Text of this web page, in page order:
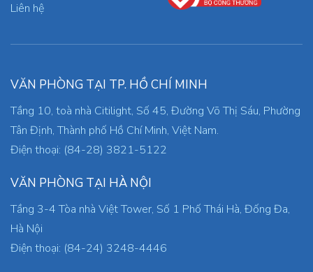
Liên hệ
VĂN PHÒNG TẠI TP. HỒ CHÍ MINH
Tầng 10, toà nhà Citilight, Số 45, Đường Võ Thị Sáu, Phường
Tân Định, Thành phố Hồ Chí Minh, Việt Nam.
Điện thoại: (84-28) 3821-5122
VĂN PHÒNG TẠI HÀ NỘI
Tầng 3-4 Tòa nhà Việt Tower, Số 1 Phố Thái Hà, Đống Đa,
Hà Nội
Điện thoại: (84-24) 3248-4446